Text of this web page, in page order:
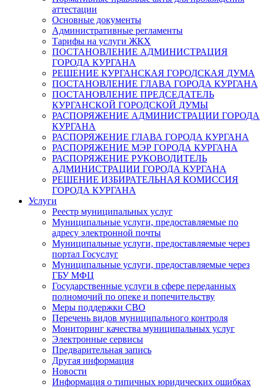
аттестации
Основные документы
Административные регламенты
Тарифы на услуги ЖКХ
ПОСТАНОВЛЕНИЕ АДМИНИСТРАЦИЯ
ГОРОДА КУРГАНА
РЕШЕНИЕ КУРГАНСКАЯ ГОРОДСКАЯ ДУМА
ПОСТАНОВЛЕНИЕ ГЛАВА ГОРОДА КУРГАНА
ПОСТАНОВЛЕНИЕ ПРЕДСЕДАТЕЛЬ
КУРГАНСКОЙ ГОРОДСКОЙ ДУМЫ
РАСПОРЯЖЕНИЕ АДМИНИСТРАЦИИ ГОРОДА
КУРГАНА
РАСПОРЯЖЕНИЕ ГЛАВА ГОРОДА КУРГАНА
РАСПОРЯЖЕНИЕ МЭР ГОРОДА КУРГАНА
РАСПОРЯЖЕНИЕ РУКОВОДИТЕЛЬ
АДМИНИСТРАЦИИ ГОРОДА КУРГАНА
РЕШЕНИЕ ИЗБИРАТЕЛЬНАЯ КОМИССИЯ
ГОРОДА КУРГАНА
Услуги
Реестр муниципальных услуг
Муниципальные услуги, предоставляемые по
адресу электронной почты
Муниципальные услуги, предоставляемые через
портал Госуслуг
Муниципальные услуги, предоставляемые через
ГБУ МФЦ
Государственные услуги в сфере переданных
полномочий по опеке и попечительству
Меры поддержки СВО
Перечень видов муниципального контроля
Мониторинг качества муниципальных услуг
Электронные сервисы
Предварительная запись
Другая информация
Новости
Информация о типичных юридических ошибках